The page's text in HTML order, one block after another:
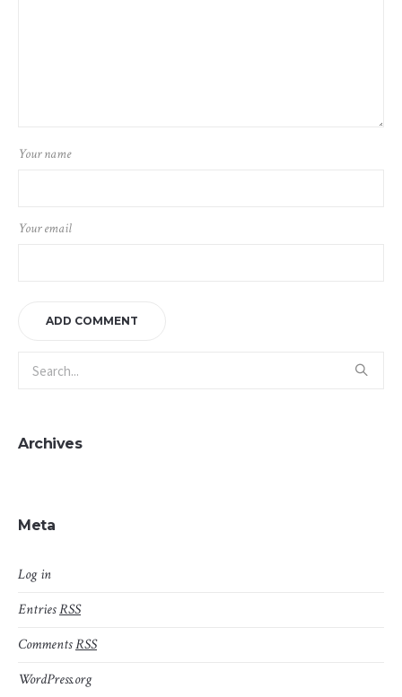
Your name
Your email
Archives
Meta
Log in
EntriesRSS
CommentsRSS
WordPress.org